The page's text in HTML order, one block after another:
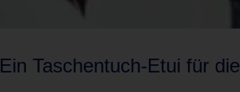
Ein Taschentuch-Etui für